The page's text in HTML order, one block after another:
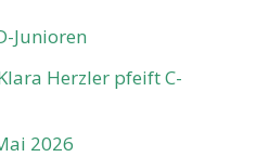
Junioren
Herzler pfeift C-
2026